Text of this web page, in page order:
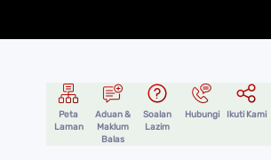
Peta
Laman
Aduan &
Maklum
Balas
Soalan
Lazim
Hubungi Ikuti Kami